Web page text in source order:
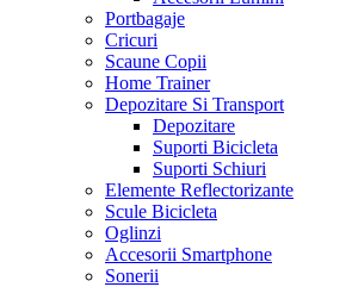
Portbagaje
Cricuri
Scaune Copii
Home Trainer
Depozitare Si Transport
Depozitare
Suporti Bicicleta
Suporti Schiuri
Elemente Reflectorizante
Scule Bicicleta
Oglinzi
Accesorii Smartphone
Sonerii